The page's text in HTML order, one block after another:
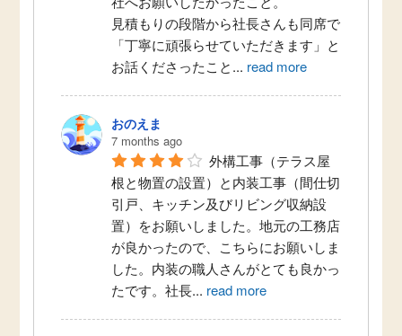
茅ヶ崎市O様邸 浴室リフォーム
見積もりの段階から社長さんも同席で
「丁寧に頑張らせていただきます」と
お話くださったこと... read more
おのえま
7 months ago
外構工事（テラス屋
根と物置の設置）と内装工事（間仕切
引戸、キッチン及びリビング収納設
置）をお願いしました。地元の工務店
が良かったので、こちらにお願いしま
した。内装の職人さんがとても良かっ
たです。社長... read more